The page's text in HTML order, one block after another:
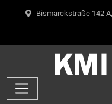
Bismarckstraße 142